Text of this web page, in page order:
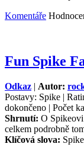
Komentáře
Fun Spike
Odkaz | Autor:
Postavy: Spike |
dokončeno | Počet
Shrnutí: O
celkem podrobně
Klíčová slova: